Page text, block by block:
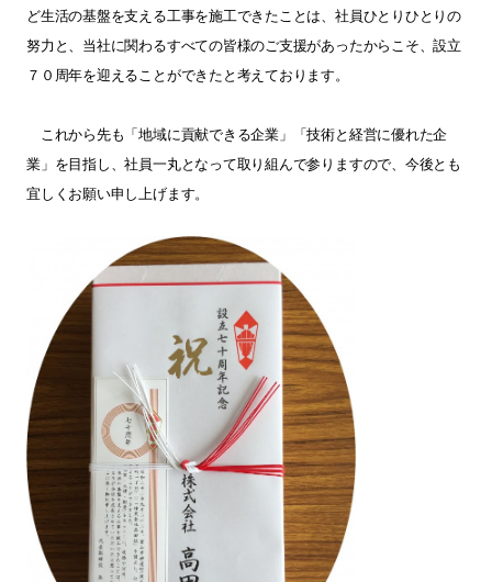
ど生活の基盤を支える工事を施工できたことは、社員ひとりひとりの
努力と、当社に関わるすべての皆様のご支援があったからこそ、設立
７０周年を迎えることができたと考えております。
これから先も「地域に貢献できる企業」「技術と経営に優れた企
業」を目指し、社員一丸となって取り組んで参りますので、今後とも
宜しくお願い申し上げます。